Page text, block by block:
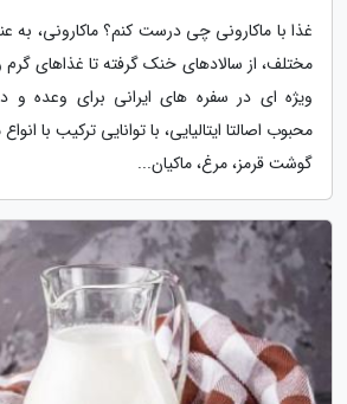
غذا با ماکارونی چی درست کنم؟ ماکارونی، به
مختلف، از سالادهای خنک گرفته تا غذاهای
ویژه ای در سفره های ایرانی برای وعده
محبوب اصالتا ایتالیایی، با توانایی ترکیب با
گوشت قرمز، مرغ، ماکیان...